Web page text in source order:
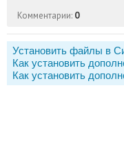
Комментарии: 0
Установить файлы в
Как установить
Как установить